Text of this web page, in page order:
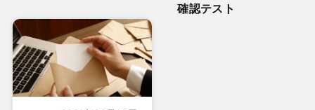
確認テスト